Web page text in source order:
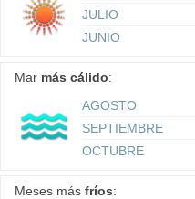
JULIO
JUNIO
Mar más cálido:
AGOSTO
SEPTIEMBRE
OCTUBRE
Meses más fríos: